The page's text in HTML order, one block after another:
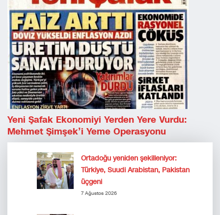
Yeni Şafak Ekonomiyi Yerden Yere Vurdu:
Mehmet Şimşek’i Yeme Operasyonu
Ortadoğu yeniden şekilleniyor:
Türkiye, Suudi Arabistan, Pakistan
üçgeni
7 Ağustos 2026